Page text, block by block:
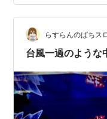
小役を引けばいいの
うのとか なんやか
叩いていると確定し
ゃ、ここでリー…
らすらんのぱちス
台風一過のような